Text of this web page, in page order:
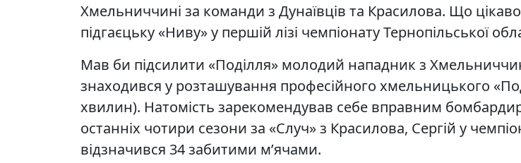
Хмельниччині за команди з Дунаївців та Красилова. Що
підгаєцьку «Ниву» у першій лізі чемпіонату Тернопільської
Мав би підсилити «Поділля» молодий нападник з
знаходився у розташування професійного хмельницького
хвилин). Натомість зарекомендував себе вправним
останніх чотири сезони за «Случ» з Красилова, Сергій у
відзначився 34 забитими м’ячами.